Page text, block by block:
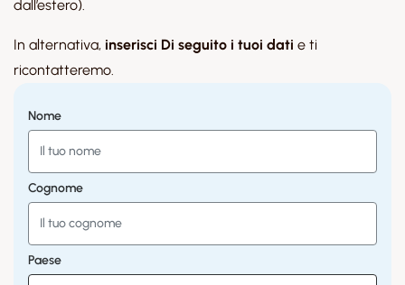
dall’estero).
In alternativa, inserisci Di seguito i tuoi dati e ti
ricontatteremo.
Nome
Cognome
Paese